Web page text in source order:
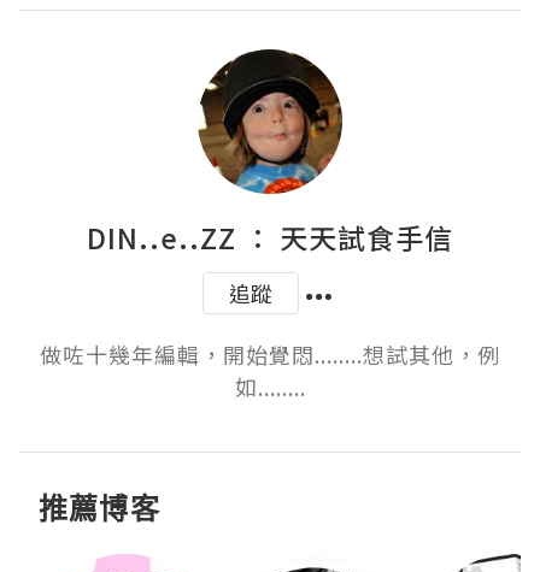
DIN..e..ZZ ： 天天試食手信
追蹤
做咗十幾年編輯，開始覺悶........想試其他，例
如........
推薦博客